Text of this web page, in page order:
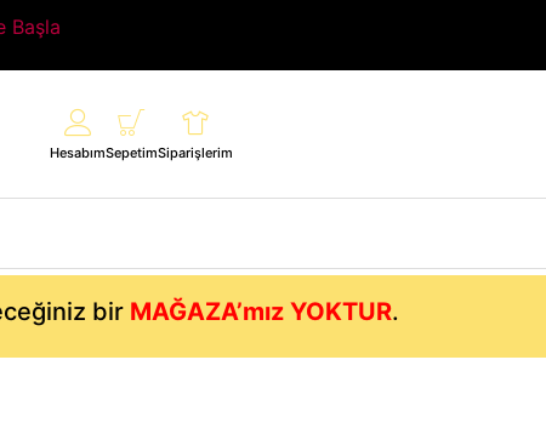
Başla
HesabımSepetimSiparişlerim
bir MAĞAZA’mız YOKTUR.